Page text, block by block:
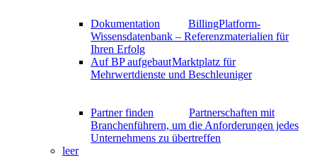
Dokumentation
BillingPlatform-
Wissensdatenbank – Referenzmaterialien für
Ihren Erfolg
Auf BP aufgebautMarktplatz für
Mehrwertdienste und Beschleuniger
Partner finden
Partnerschaften mit
Branchenführern, um die Anforderungen jedes
Unternehmens zu übertreffen
leer